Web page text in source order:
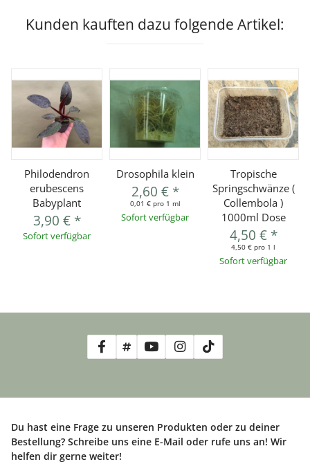
Kunden kauften dazu folgende Artikel:
Philodendron
erubescens
Babyplant
3,90 € *
Sofort verfügbar
Drosophila klein
2,60 € *
0,01 € pro 1 ml
Sofort verfügbar
Tropische
Springschwänze (
Collembola )
1000ml Dose
4,50 € *
4,50 € pro 1 l
Sofort verfügbar
Du hast eine Frage zu unseren Produkten oder zu deiner
Bestellung? Schreibe uns eine E-Mail oder rufe uns an! Wir
helfen dir gerne weiter!